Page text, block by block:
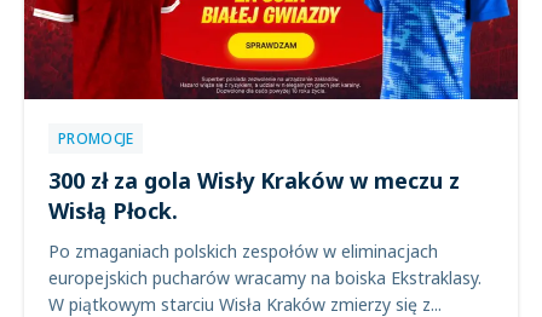
PROMOCJE
300 zł za gola Wisły Kraków w meczu z
Wisłą Płock.
Po zmaganiach polskich zespołów w eliminacjach
europejskich pucharów wracamy na boiska Ekstraklasy.
W piątkowym starciu Wisła Kraków zmierzy się z...